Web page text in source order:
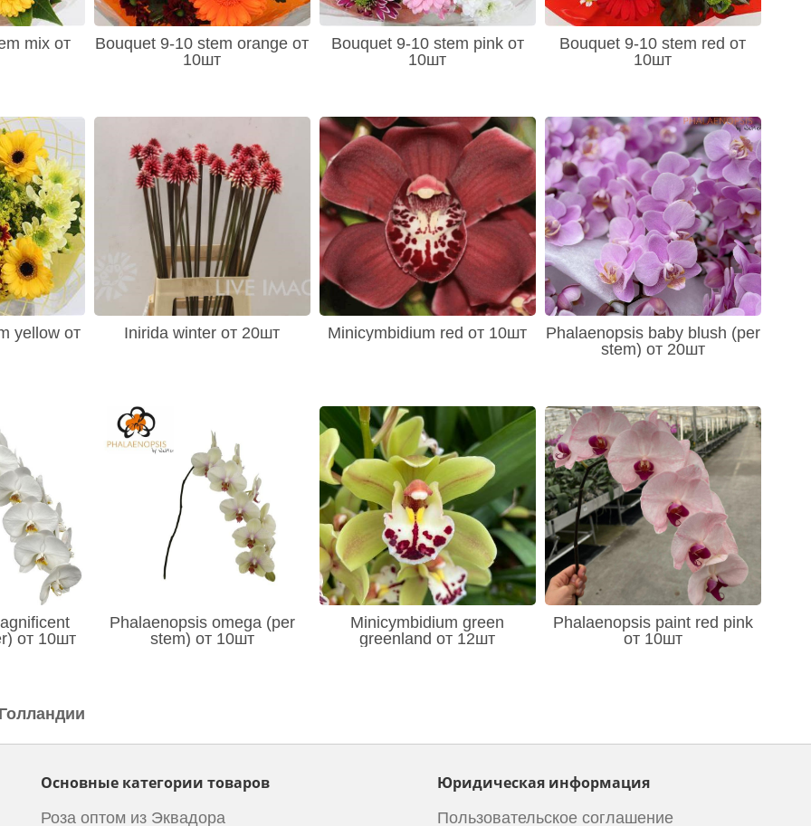
mix от
Bouquet 9-10 stem orange от
10шт
Bouquet 9-10 stem pink от
10шт
Bouquet 9-10 stem red от
10шт
yellow от
Inirida winter от 20шт Minicymbidium red от 10шт
Phalaenopsis baby blush (per
stem) от 20шт
от 10шт
Phalaenopsis omega (per
stem) от 10шт
Minicymbidium green
greenland от 12шт
Phalaenopsis paint red pink
от 10шт
Основные категории товаров
Роза оптом из Эквадора
Юридическая информация
Пользовательское соглашение